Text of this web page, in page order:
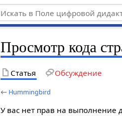
Просмотр кода
Статья Обсуждение
← Hummingbird
У вас нет прав на выполнение